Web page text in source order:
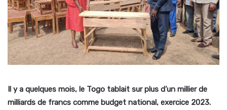
Il y a quelques mois, le Togo tablait sur plus d’un millier de
milliards de francs comme budget national, exercice 2023.